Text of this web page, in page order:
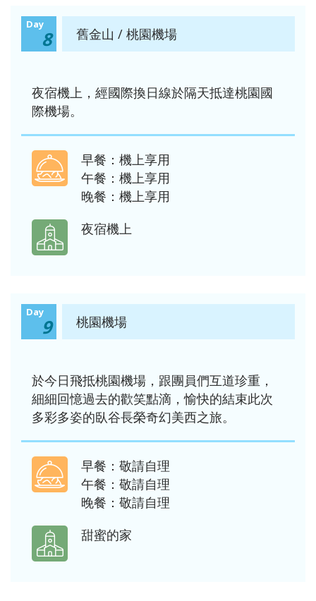
Day
8 舊金山 / 桃園機場
夜宿機上，經國際換日線於隔天抵達桃園國
際機場。
早餐：機上享用
午餐：機上享用
晚餐：機上享用
夜宿機上
Day
9 桃園機場
於今日飛抵桃園機場，跟團員們互道珍重，
細細回憶過去的歡笑點滴，愉快的結束此次
多彩多姿的臥谷長榮奇幻美西之旅。
早餐：敬請自理
午餐：敬請自理
晚餐：敬請自理
甜蜜的家